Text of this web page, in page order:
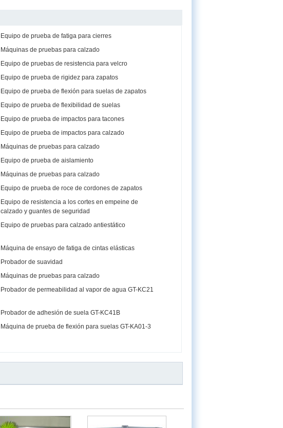
Equipo de prueba de fatiga para cierres
Máquinas de pruebas para calzado
Equipo de pruebas de resistencia para velcro
Equipo de prueba de rigidez para zapatos
Equipo de prueba de flexión para suelas de zapatos
Equipo de prueba de flexibilidad de suelas
Equipo de prueba de impactos para tacones
Equipo de prueba de impactos para calzado
Máquinas de pruebas para calzado
Equipo de prueba de aislamiento
Máquinas de pruebas para calzado
Equipo de prueba de roce de cordones de zapatos
Equipo de resistencia a los cortes en empeine de
calzado y guantes de seguridad
Equipo de pruebas para calzado antiestático
Máquina de ensayo de fatiga de cintas elásticas
Probador de suavidad
Máquinas de pruebas para calzado
Probador de permeabilidad al vapor de agua GT-KC21
Probador de adhesión de suela GT-KC41B
Máquina de prueba de flexión para suelas GT-KA01-3